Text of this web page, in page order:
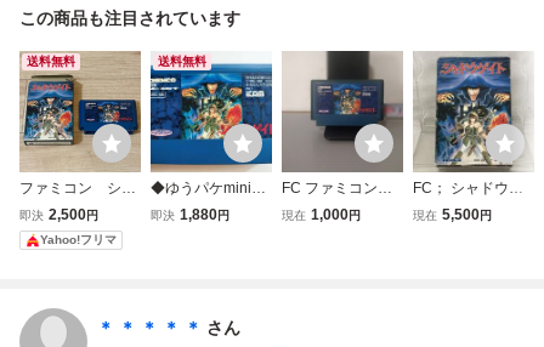
この商品も注目されています
送料無料
ファミコン シャ
ドウゲイト 箱付
き FC
即決 2,500円
Yahoo!フリマ
送料無料
◆ゆうパケmini送
料無料◆FC ファ
即決 1,880円
FC ファミコンソ
フト シャドウゲイ
現在 1,000円
FC； シャドウゲ
イト 【箱あり / 説
現在 5,500円
＊ ＊ ＊ ＊ ＊ さん